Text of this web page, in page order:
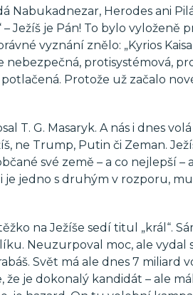
Nabukadnezar, Herodes ani
– Ježíš je Pán! To bylo vyloženě
vyznání znělo: „Kyrios
protisystémová,
Protože už začalo
T. G. Masaryk. A nás i dnes
ne Trump, Putin či Zeman.
své země – a co nejlepší –
je jedno s druhým v rozporu,
na Ježíše sedí titul „král“.
Neuzurpoval moc, ale vydal
Svět má ale dnes 7 miliard
je dokonalý kandidát – ale